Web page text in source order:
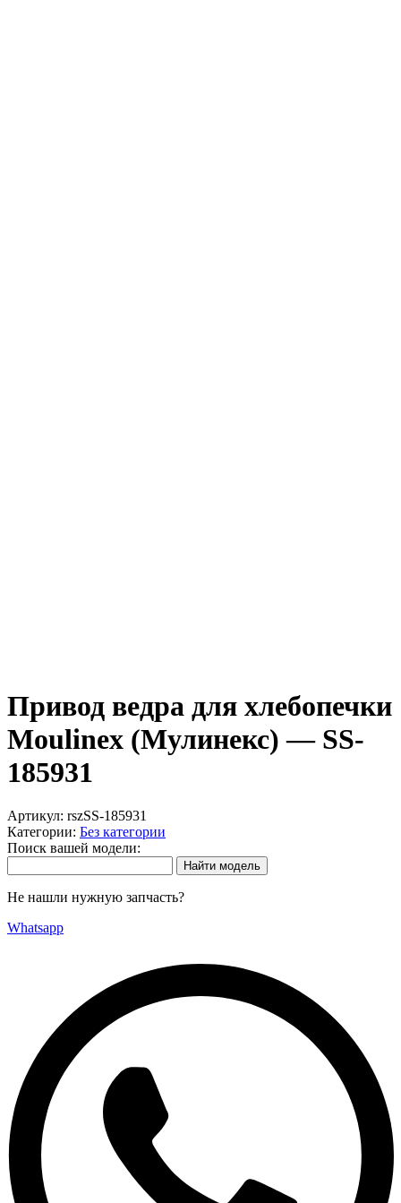
Привод ведра для хлебопечки
Moulinex (Мулинекс) — SS-
185931
Артикул: rszSS-185931
Категории: Без категории
Поиск вашей модели:
Не нашли нужную запчасть?
Whatsapp